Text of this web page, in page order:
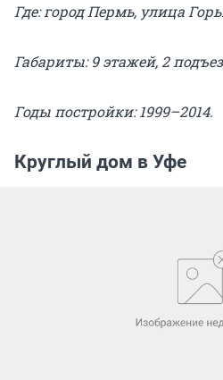
Где: город Пермь, улица
Габариты: 9 этажей, 2
Годы постройки: 1999–2014.
Круглый дом в Уфе